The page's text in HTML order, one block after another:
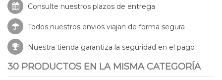
Consulte nuestros plazos de entrega
Todos nuestros envios viajan de forma segura
Nuestra tienda garantiza la seguridad en el pago
30 PRODUCTOS EN LA MISMA CATEGORÍA